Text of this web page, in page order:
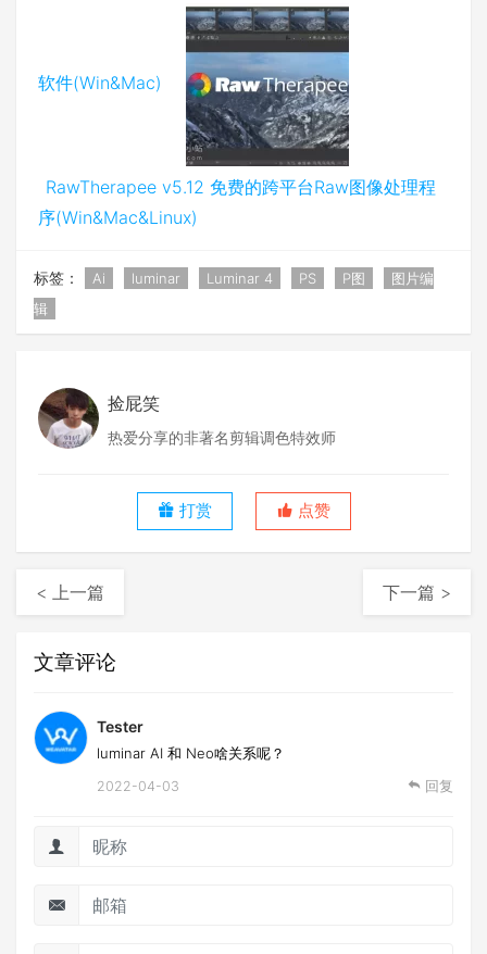
软件(Win&Mac)
RawTherapee v5.12 免费的跨平台Raw图像处理程
序(Win&Mac&Linux)
标签： Ai luminar Luminar 4 PS P图
图片编
辑
捡屁笑
热爱分享的非著名剪辑调色特效师
打赏 点赞
< 上一篇 下一篇 >
文章评论
Tester
luminar AI 和 Neo啥关系呢？
2022-04-03 回复